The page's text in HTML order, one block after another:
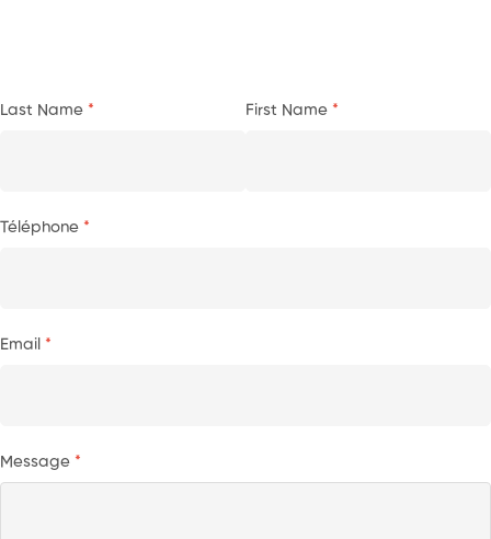
Last Name First Name
Téléphone
Email
Message